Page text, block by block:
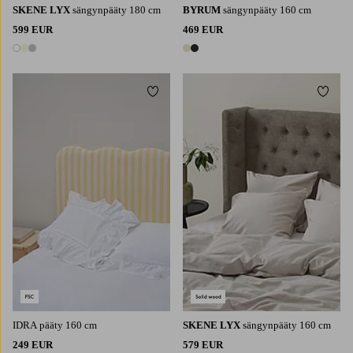
SKENE LYX sängynpääty 180 cm
599 EUR
3 värejä
BYRUM sängynpääty 160 cm
469 EUR
2 värejä
IDRA pääty 160 cm
249 EUR
Lisää suosikkeihin
SKENE LYX sängynpääty 160 cm
579 EUR
Lisää